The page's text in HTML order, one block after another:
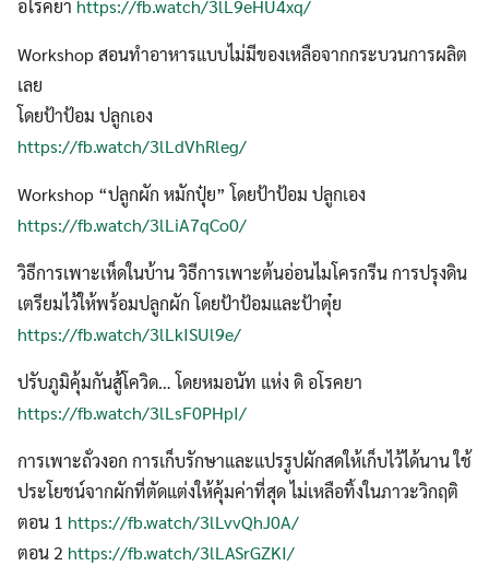
อโรคยา https://fb.watch/3lL9eHU4xq/
Workshop สอนทำอาหารแบบไม่มีของเหลือจากกระบวนการผลิต
เลย
โดยป้าป้อม ปลูกเอง
https://fb.watch/3lLdVhRleg/
Workshop “ปลูกผัก หมักปุ๋ย” โดยป้าป้อม ปลูกเอง
https://fb.watch/3lLiA7qCo0/
วิธีการเพาะเห็ดในบ้าน วิธีการเพาะต้นอ่อนไมโครกรีน การปรุงดิน
เตรียมไว้ให้พร้อมปลูกผัก โดยป้าป้อมและป้าตุ๋ย
https://fb.watch/3lLkISUl9e/
ปรับภูมิคุ้มกันสู้โควิด… โดยหมอนัท แห่ง ดิ อโรคยา
https://fb.watch/3lLsF0PHpI/
การเพาะถั่วงอก การเก็บรักษาและแปรรูปผักสดให้เก็บไว้ได้นาน ใช้
ประโยชน์จากผักที่ตัดแต่งให้คุ้มค่าที่สุด ไม่เหลือทิ้งในภาวะวิกฤติ
ตอน 1 https://fb.watch/3lLvvQhJ0A/
ตอน 2 https://fb.watch/3lLASrGZKI/